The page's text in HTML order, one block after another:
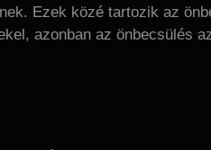
Ezek közé tartozik az
azonban az önbecsülés